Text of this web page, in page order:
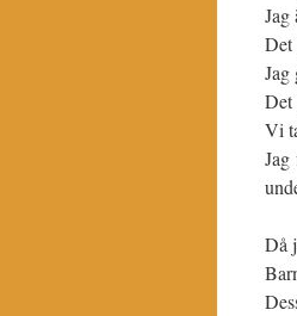
Jag
Det
Jag
Det
Vi
Då